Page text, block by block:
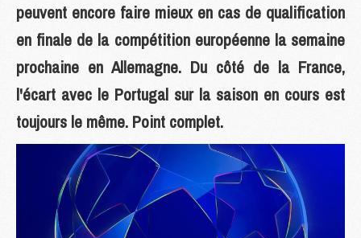
peuvent encore faire mieux en cas de qualification
en finale de la compétition européenne la semaine
prochaine en Allemagne. Du côté de la France,
l'écart avec le Portugal sur la saison en cours est
toujours le même. Point complet.